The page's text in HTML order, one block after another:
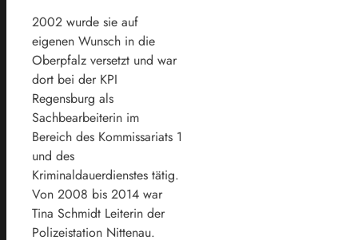
2002 wurde sie auf
eigenen Wunsch in die
Oberpfalz versetzt und war
dort bei der KPI
Regensburg als
Sachbearbeiterin im
Bereich des Kommissariats 1
und des
Kriminaldauerdienstes tätig.
Von 2008 bis 2014 war
Tina Schmidt Leiterin der
Polizeistation Nittenau.